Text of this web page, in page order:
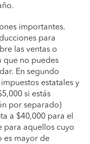
importantes.
para
las ventas o
que no puedes
En segundo
estatales y
si estás
por separado)
a $40,000 para el
para aquellos cuyo
es mayor de